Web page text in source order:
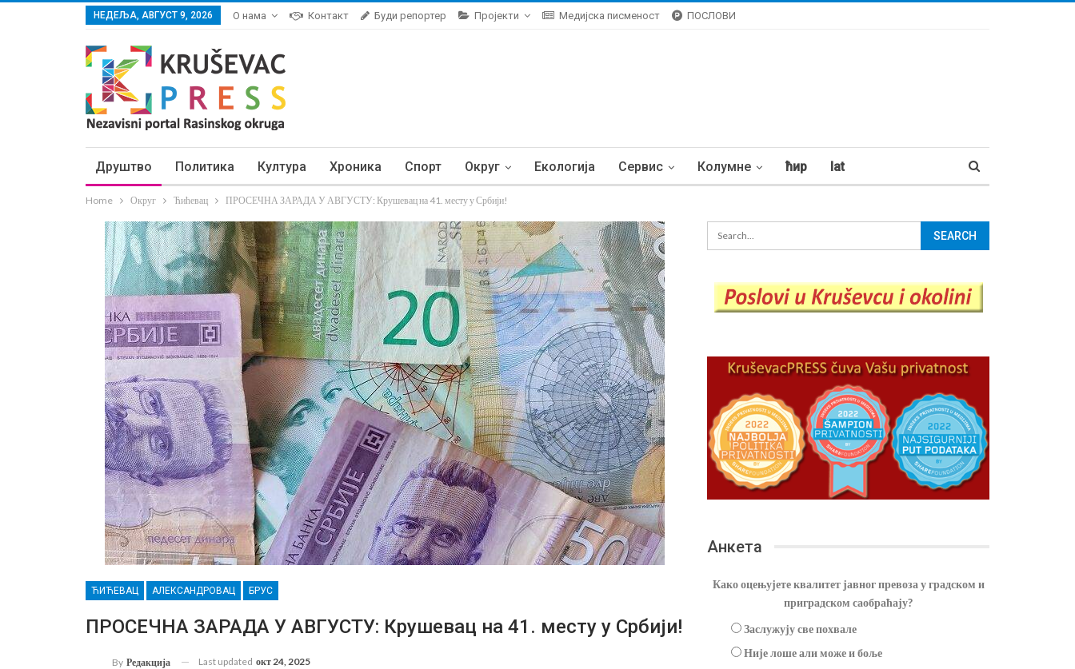
НЕДЕЉА, АВГУСТ 9, 2026 О нама Контакт Буди репортер Пројекти Медијска писменост ПОСЛОВИ
Друштво Политика Култура Хроника Спорт Округ Екологија Сервис Колумне ћир lat
Home Округ Ћићевац ПРОСЕЧНА ЗАРАДА У АВГУСТУ: Крушевац на 41. месту у Србији!
ЋИЋЕВАЦ АЛЕКСАНДРОВАЦ БРУС
ПРОСЕЧНА ЗАРАДА У АВГУСТУ: Крушевац на 41. месту у Србији!
By Редакција Last updated окт 24, 2025
Анкета
Како оцењујете квалитет јавног превоза у градском и
приградском саобраћају?
Заслужују све похвале
Није лоше али може и боље